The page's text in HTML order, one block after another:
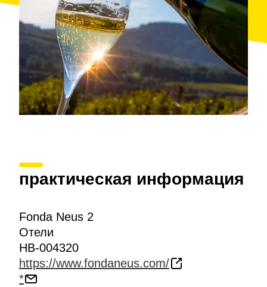
практическая информация
Fonda Neus 2
Отели
HB-004320
https://www.fondaneus.com/
*